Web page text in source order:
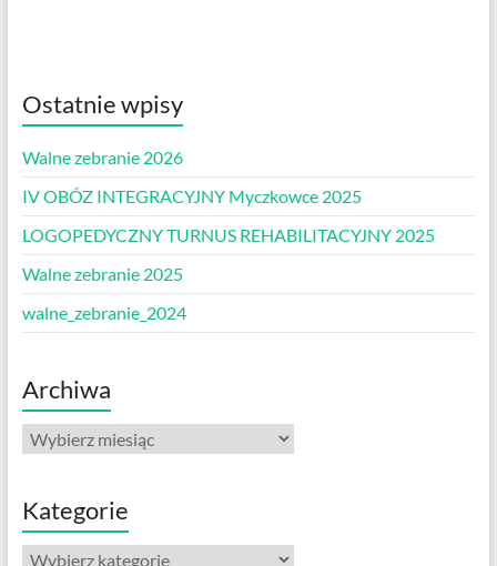
Ostatnie wpisy
Walne zebranie 2026
IV OBÓZ INTEGRACYJNY Myczkowce 2025
LOGOPEDYCZNY TURNUS REHABILITACYJNY 2025
Walne zebranie 2025
walne_zebranie_2024
Archiwa
Archiwa
Kategorie
Kategorie